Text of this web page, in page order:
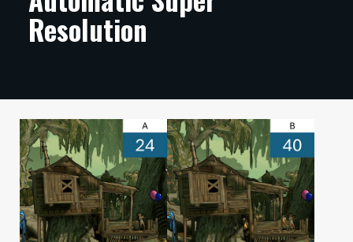
ARTIKKELIT
TIETOA
HINTA.FI
KAUPPA
VAIHDA TEEMA
Resolution